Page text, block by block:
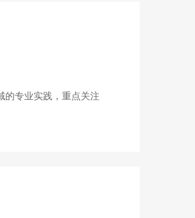
的专业实践，重点关注